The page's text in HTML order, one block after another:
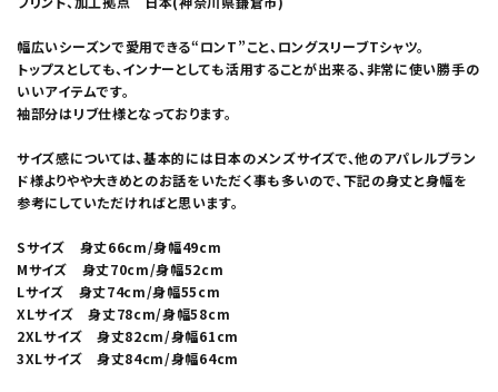
幅広いシーズンで愛用できる“ロンT”こと、ロングスリーブTシャツ。
トップスとしても、インナーとしても活用することが出来る、非常に使い勝手の
いいアイテムです。
袖部分はリブ仕様となっております。
サイズ感については、基本的には日本のメンズサイズで、他のアパレルブラン
ド様よりやや大きめとのお話をいただく事も多いので、下記の身丈と身幅を
参考にしていただければと思います。
Sサイズ 身丈66cm/身幅49cm
Mサイズ 身丈70cm/身幅52cm
Lサイズ 身丈74cm/身幅55cm
XLサイズ 身丈78cm/身幅58cm
2XLサイズ 身丈82cm/身幅61cm
3XLサイズ 身丈84cm/身幅64cm